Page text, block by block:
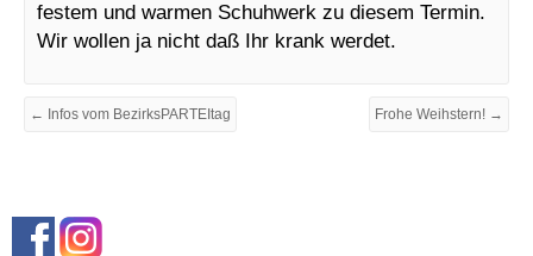
festem und warmen Schuhwerk zu diesem Termin.
Wir wollen ja nicht daß Ihr krank werdet.
← Infos vom BezirksPARTEItag Frohe Weihstern! →